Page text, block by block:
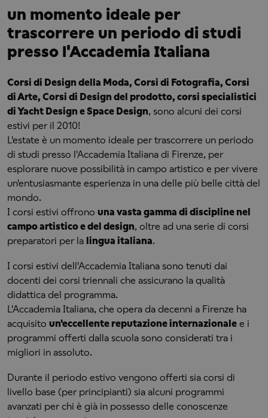
un momento ideale per
trascorrere un periodo di studi
presso l'Accademia Italiana
Corsi di Design della Moda, Corsi di Fotografia, Corsi
di Arte, Corsi di Design del prodotto, corsi specialistici
di Yacht Design e Space Design, sono alcuni dei corsi
estivi per il 2010!
L'estate è un momento ideale per trascorrere un periodo
di studi presso l'Accademia Italiana di Firenze, per
esplorare nuove possibilità in campo artistico e per vivere
un'entusiasmante esperienza in una delle più belle città del
mondo.
I corsi estivi offrono una vasta gamma di discipline nel
campo artistico e del design, oltre ad una serie di corsi
preparatori per la lingua italiana.
I corsi estivi dell'Accademia Italiana sono tenuti dai
docenti dei corsi triennali che assicurano la qualità
didattica del programma.
L'Accademia Italiana, che opera da decenni a Firenze ha
acquisito un'eccellente reputazione internazionale e i
programmi offerti dalla scuola sono considerati tra i
migliori in assoluto.
Durante il periodo estivo vengono offerti sia corsi di
livello base (per principianti) sia alcuni programmi
avanzati per chi è già in possesso delle conoscenze